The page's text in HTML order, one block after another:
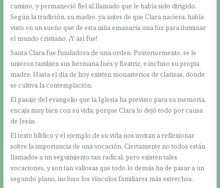
camino, y permaneció fiel al llamado que le había sido dirigido.
Según la tradición, su madre, ya antes de que Clara naciera, había
visto en un sueño que de esta niña emanaría una luz para iluminar
el mundo cristiano. ¡Y así fue!
Santa Clara fue fundadora de una orden. Posteriormente, se le
unieron también sus hermana Inés y Beatriz, e incluso su propia
madre. Hasta el día de hoy existen monasterios de clarisas, donde
se cultiva la contemplación.
El pasaje del evangelio que la Iglesia ha previsto para su memoria,
encaja muy bien con su vida, porque Clara lo dejó todo por causa
de Jesús.
El texto bíblico y el ejemplo de su vida nos invitan a reflexionar
sobre la importancia de una vocación. Ciertamente no todos están
llamados a un seguimiento tan radical; pero existen tales
vocaciones, y son tan valiosas que todo lo demás ha de pasar a un
segundo plano, incluso los vínculos familiares más estrechos.